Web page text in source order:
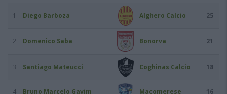
1 Diego Barboza Alghero Calcio 25
2 Domenico Saba Bonorva 21
3 Santiago Mateucci Coghinas Calcio 18
4 Bruno Marcelo Gavim Macomerese 16